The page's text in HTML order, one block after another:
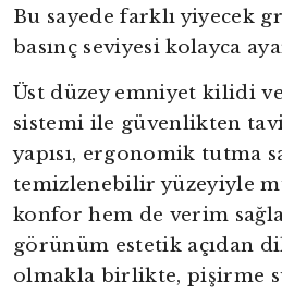
Bu sayede farklı yiyecek
basınç seviyesi kolayca
Üst düzey emniyet kilidi
sistemi ile güvenlikten
yapısı, ergonomik tutma
temizlenebilir yüzeyiyle
konfor hem de verim
görünüm estetik açıdan
olmakla birlikte, pişirme